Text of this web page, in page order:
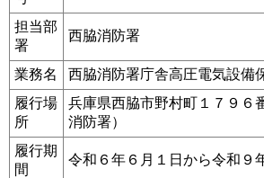
担当部
署
西脇消防署
業務名
西脇消防署庁舎高圧電気設備
履行場
所
兵庫県西脇市野村町１７９６
消防署）
履行期
間
令和６年６月１日から令和９